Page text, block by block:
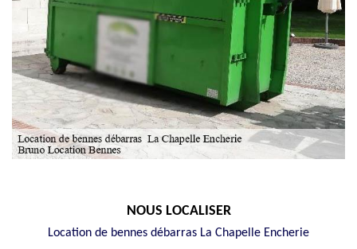
NOUS LOCALISER
Location de bennes débarras La Chapelle Encherie